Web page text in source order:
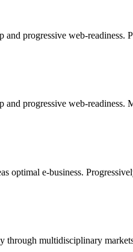
and progressive web-
and progressive web-readiness.
optimal e-business.
through multidisciplinary